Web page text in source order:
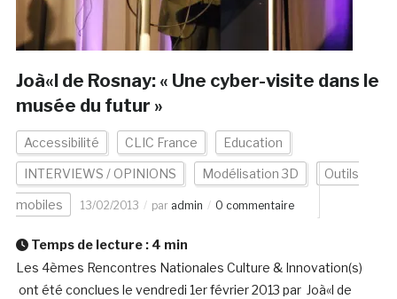
Joà«l de Rosnay: « Une cyber-visite dans le
musée du futur »
Accessibilité CLIC France Education
INTERVIEWS / OPINIONS Modélisation 3D Outils
mobiles 13/02/2013 par admin 0 commentaire
Temps de lecture : 4 min
Les 4èmes Rencontres Nationales Culture & Innovation(s)
ont été conclues le vendredi 1er février 2013 par Joà«l de